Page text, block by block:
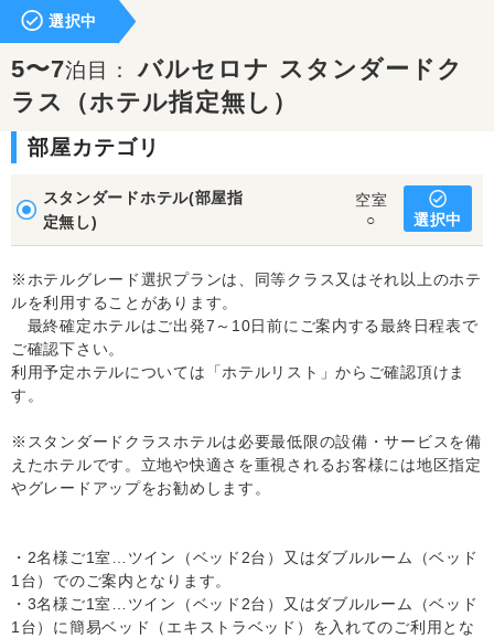
選択中
5〜7泊目：バルセロナ スタンダードク
ラス（ホテル指定無し）
部屋カテゴリ
スタンダードホテル(部屋指
定無し)
空室
○
選択中
※ホテルグレード選択プランは、同等クラス又はそれ以上のホテ
ルを利用することがあります。
最終確定ホテルはご出発7～10日前にご案内する最終日程表で
ご確認下さい。
利用予定ホテルについては「ホテルリスト」からご確認頂けま
す。
※スタンダードクラスホテルは必要最低限の設備・サービスを備
えたホテルです。立地や快適さを重視されるお客様には地区指定
やグレードアップをお勧めします。
・2名様ご1室…ツイン（ベッド2台）又はダブルルーム（ベッド
1台）でのご案内となります。
・3名様ご1室…ツイン（ベッド2台）又はダブルルーム（ベッド
1台）に簡易ベッド（エキストラベッド）を入れてのご利用とな